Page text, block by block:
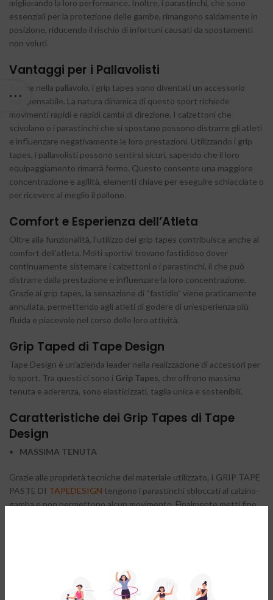
migliorando la loro performance. Inoltre, i parastinchi, che sono
essenziali per la protezione delle gambe, rimangono saldamente in
posizione, riducendo il rischio di infortuni causati da spostamenti
non voluti.
Vantaggi per i Pallavolisti
Anche nella pallavolo, i grip tapes sono diventati un accessorio
indispensabile. La natura dinamica di questo sport richiede
movimenti rapidi e rapidi cambi di direzione. I calzettoni che
scivolano o i parastinchi che si spostano possono distrarre gli atleti
e influenzare negativamente le loro prestazioni. Utilizzando i grip
tapes, i pallavolisti possono sentirsi sicuri, sapendo che il loro
equipaggiamento rimarrà fermo. Questo consente una maggiore
concentrazione e agilità, elementi chiave per eseguire schiacciate o
per ricevere al meglio il pallone.
Comfort e Esperienza dell’Atleta
Oltre alla funzionalità, l’utilizzo dei grip tapes contribuisce anche al
comfort dell’atleta. Molti sportivi trovano fastidioso dover
continuamente sistemare i calzettoni o i parastinchi, il che può
distrarre dalla prestazione e influenzare la loro concentrazione.
Grazie ai grip tapes, la sensazione di “fastidio” viene praticamente
annullata, permettendo agli atleti di godere di un’esperienza più
fluida e piacevole nel corso delle loro attività.
Grip Taped di Tape Design
Tape Design è un’azienda leader nella realizzazione di accessori per
lo sport. Tra questi ci sono i Grip Tapes, che offrono massima
tenuta e aderenza, sono elasticizzati, taglia unica e sostenibili.
Caratteristiche dei Grip Tapes di Tape
Design
MASSIMA TENUTA
Grazie alle proprietà tecniche del materiale utilizzato, I GRIP TAPE
PASTE DI TAPEDESIGN tengono i parastinchi sbloccati al calzino-
gamba e non permettono alcun movimento. Finalmente metti fine
Grazie alla loro forma appositamente studiata, I GRIP TAPE
PASTE si adattano perfettamente alla forma naturale del polpaccio
e calzano come una seconda pelle.